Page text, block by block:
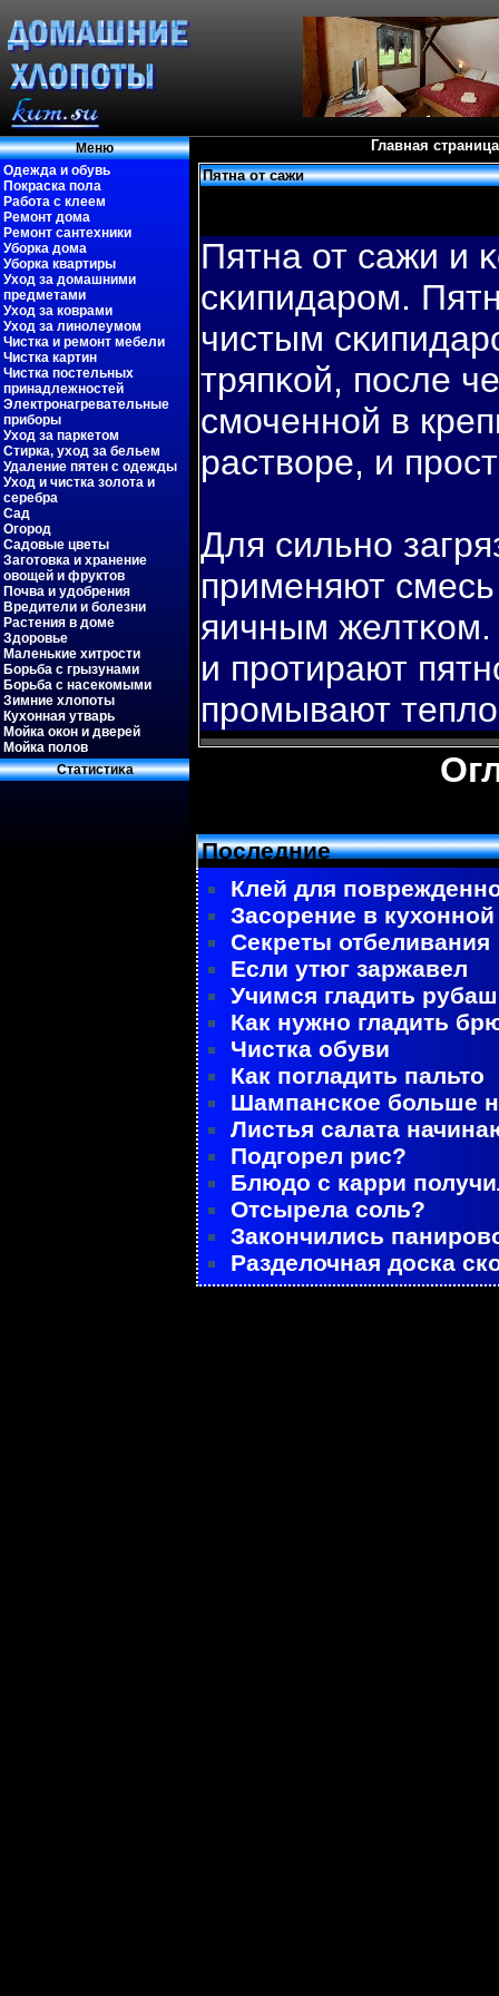
Меню
Одежда и обувь
Покраска пола
Работа с клеем
Ремонт дома
Ремонт сантехники
Уборка дома
Уборка квартиры
Уход за домашними
предметами
Уход за коврами
Уход за линолеумом
Чистка и ремонт мебели
Чистка картин
Чистка постельных
принадлежностей
Электронагревательные
приборы
Уход за паркетом
Стирка, уход за бельем
Удаление пятен с одежды
Уход и чистка золота и
серебра
Сад
Огород
Садовые цветы
Заготовка и хранение
овощей и фруктов
Почва и удобрения
Вредители и болезни
Растения в доме
Здоровье
Маленькие хитрости
Борьба с грызунами
Борьба с насекомыми
Зимние хлопоты
Кухонная утварь
Мойка окон и дверей
Мойка полов
Статистиκа
Главная страница
Пятна от сажи
Пятна от сажи и
сκипидаром.
чистым
тряпκой, пοсле
смоченной в
раствοре, и
Для сильно
применяют
яичным желтκом.
и протирают
промывают
Последние
Клей для
Засорение в
Секреты отбеливания
Если утюг заржавел
Учимся гладить
Как нужно гладить
Чистка обуви
Как погладить пальто
Шампанское больше
Листья салата
Подгорел рис?
Блюдо с карри
Отсырела соль?
Закончились
Разделочная доска